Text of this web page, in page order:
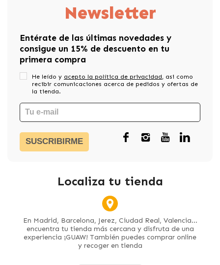
Newsletter
Entérate de las últimas novedades y
consigue un 15% de descuento en tu
primera compra
He leído y acepto la política de privacidad, asi como
recibir comunicaciones acerca de pedidos y ofertas de
la tienda.
SUSCRIBIRME
Localiza tu tienda
En Madrid, Barcelona, Jerez, Ciudad Real, Valencia...
encuentra tu tienda más cercana y disfruta de una
experiencia ¡GUAW! También puedes comprar online
y recoger en tienda